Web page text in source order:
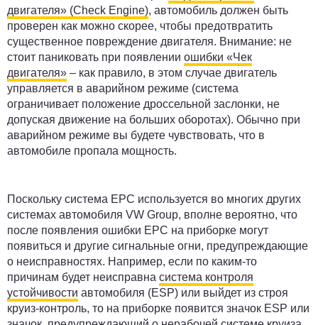
двигателя» (Check Engine), автомобиль должен быть
проверен как можно скорее, чтобы предотвратить
существенное повреждение двигателя. Внимание: не
стоит паниковать при появлении ошибки «Чек
двигателя» – как правило, в этом случае двигатель
управляется в аварийном режиме (система
ограничивает положение дроссельной заслонки, не
допуская движение на больших оборотах). Обычно при
аварийном режиме вы будете чувствовать, что в
автомобиле пропала мощность.
Поскольку система EPC используется во многих других
системах автомобиля VW Group, вполне вероятно, что
после появления ошибки ЕРС на приборке могут
появиться и другие сигнальные огни, предупреждающие
о неисправностях. Например, если по каким-то
причинам будет неисправна система контроля
устойчивости автомобиля (ESP) или выйдет из строя
круиз-контроль, то на приборке появится значок ESP или